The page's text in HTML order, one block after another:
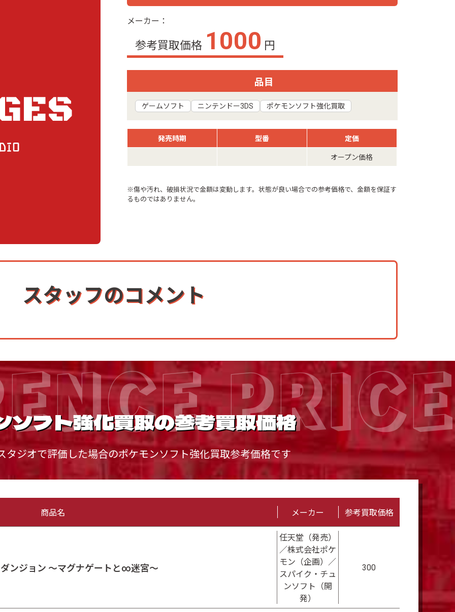
メーカー：
参考買取価格 1000 円
品目
ゲームソフト ニンテンドー3DS ポケモンソフト強化買取
発売時期 型番 定価
オープン価格
※傷や汚れ、破損状況で金額は変動します。状態が良い場合での参考価格で、金額を保証す
るものではありません。
スタッフのコメント
PRICE
ソフト強化買取の参考買取価格
タジオで評価した場合のポケモンソフト強化買取参考価格です
商品名 メーカー 参考買取価格
ンジョン ～マグナゲートと∞迷宮～
任天堂（発売）
／株式会社ポケ
モン（企画）／
スパイク・チュ
ンソフト（開
発）
300